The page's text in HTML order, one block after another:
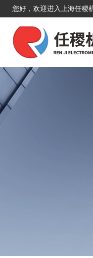
您好，欢迎进入上海任稷